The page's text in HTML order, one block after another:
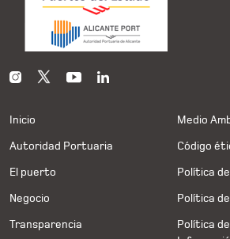
Inicio
Autoridad Portuaria
El puerto
Negocio
Transparencia
Medio
Código
Política
Política
Política